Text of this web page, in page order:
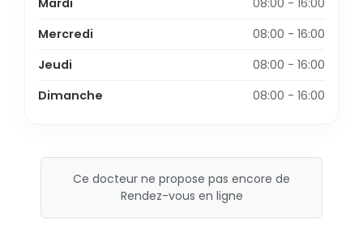
Mardi
08:00 - 16:00
Mercredi
08:00 - 16:00
Jeudi
08:00 - 16:00
Dimanche
08:00 - 16:00
Ce docteur ne propose pas encore de
Rendez-vous en ligne